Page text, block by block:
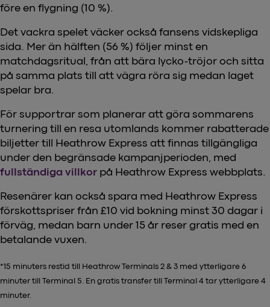
före en flygning (10 %).
Det vackra spelet väcker också fansens vidskepliga
sida. Mer än hälften (56 %) följer minst en
matchdagsritual, från att bära lycko-tröjor och sitta
på samma plats till att vägra röra sig medan laget
spelar bra.
För supportrar som planerar att göra sommarens
turnering till en resa utomlands kommer rabatterade
biljetter till Heathrow Express att finnas tillgängliga
under den begränsade kampanjperioden, med
fullständiga villkor på Heathrow Express webbplats.
Resenärer kan också spara med Heathrow Express
förskottspriser från £10 vid bokning minst 30 dagar i
förväg, medan barn under 15 år reser gratis med en
betalande vuxen.
*15 minuters restid till Heathrow Terminals 2 & 3 med ytterligare 6
minuter till Terminal 5. En gratis transfer till Terminal 4 tar ytterligare 4
minuter.